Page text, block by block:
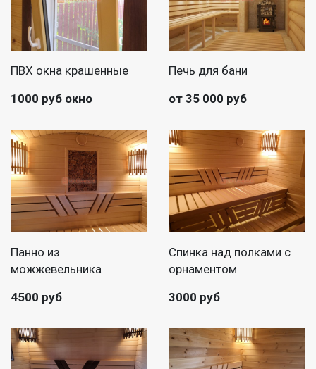
ПВХ окна крашенные
1000 руб окно
Печь для бани
от 35 000 руб
Панно из
можжевельника
4500 руб
Спинка над полками с
орнаментом
3000 руб